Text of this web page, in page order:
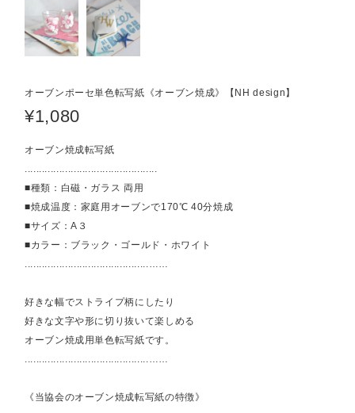
オーブンポーセ単色転写紙《オーブン焼成》【NH design】
¥1,080
オーブン焼成転写紙
..............................................
■種類：白磁・ガラス 両用
■焼成温度：家庭用オーブンで170℃ 40分焼成
■サイズ：A３
■カラー：ブラック・ゴールド・ホワイト
...........................................……
好きな幅でストライプ柄にしたり
好きな文字や形に切り抜いて楽しめる
オーブン焼成用単色転写紙です。
...........................................……
《当協会のオーブン焼成転写紙の特徴》